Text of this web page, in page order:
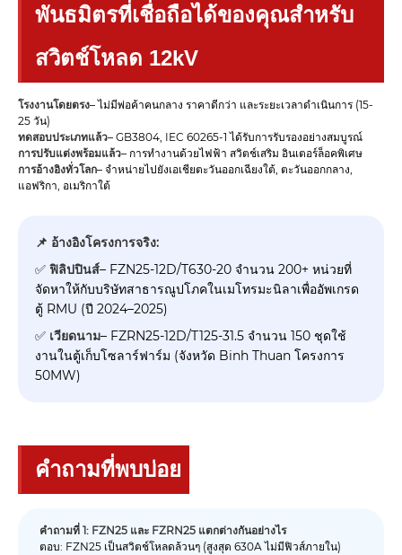
พันธมิตรที่เชื่อถือได้ของคุณสำหรับ
สวิตช์โหลด 12kV
โรงงานโดยตรง– ไม่มีพ่อค้าคนกลาง ราคาดีกว่า และระยะเวลาดำเนินการ (15-
25 วัน)
ทดสอบประเภทแล้ว– GB3804, IEC 60265-1 ได้รับการรับรองอย่างสมบูรณ์
การปรับแต่งพร้อมแล้ว– การทำงานด้วยไฟฟ้า สวิตช์เสริม อินเตอร์ล็อคพิเศษ
การอ้างอิงทั่วโลก– จำหน่ายไปยังเอเชียตะวันออกเฉียงใต้, ตะวันออกกลาง,
แอฟริกา, อเมริกาใต้
📌 อ้างอิงโครงการจริง:
✅ฟิลิปปินส์– FZN25-12D/T630-20 จำนวน 200+ หน่วยที่
จัดหาให้กับบริษัทสาธารณูปโภคในเมโทรมะนิลาเพื่ออัพเกรด
ตู้ RMU (ปี 2024–2025)
✅ เวียดนาม– FZRN25-12D/T125-31.5 จำนวน 150 ชุดใช้
งานในตู้เก็บโซลาร์ฟาร์ม (จังหวัด Binh Thuan โครงการ
50MW)
คำถามที่พบบ่อย
คำถามที่ 1: FZN25 และ FZRN25 แตกต่างกันอย่างไร
ตอบ: FZN25 เป็นสวิตช์โหลดล้วนๆ (สูงสุด 630A ไม่มีฟิวส์ภายใน)